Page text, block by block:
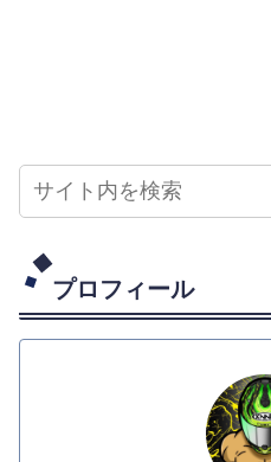
プロフィール